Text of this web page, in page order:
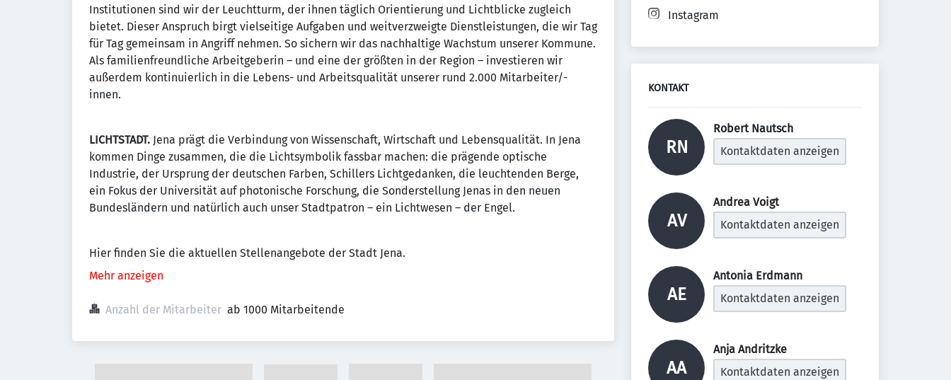
Institutionen sind wir der Leuchtturm, der ihnen täglich Orientierung und Lichtblicke zugleich
bietet. Dieser Anspruch birgt vielseitige Aufgaben und weitverzweigte Dienstleistungen, die wir Tag
für Tag gemeinsam in Angriff nehmen. So sichern wir das nachhaltige Wachstum unserer Kommune.
Als familienfreundliche Arbeitgeberin – und eine der größten in der Region – investieren wir
außerdem kontinuierlich in die Lebens- und Arbeitsqualität unserer rund 2.000 Mitarbeiter/-
innen.
LICHTSTADT. Jena prägt die Verbindung von Wissenschaft, Wirtschaft und Lebensqualität. In Jena
kommen Dinge zusammen, die die Lichtsymbolik fassbar machen: die prägende optische
Industrie, der Ursprung der deutschen Farben, Schillers Lichtgedanken, die leuchtenden Berge,
ein Fokus der Universität auf photonische Forschung, die Sonderstellung Jenas in den neuen
Bundesländern und natürlich auch unser Stadtpatron – ein Lichtwesen – der Engel.
Hier finden Sie die aktuellen Stellenangebote der Stadt Jena.
Mehr anzeigen
Anzahl der Mitarbeiter ab 1000 Mitarbeitende
Instagram
KONTAKT
RN
Robert Nautsch
Kontaktdaten anzeigen
AV
Andrea Voigt
Kontaktdaten anzeigen
AE
Antonia Erdmann
Kontaktdaten anzeigen
AA
Anja Andritzke
Kontaktdaten anzeigen